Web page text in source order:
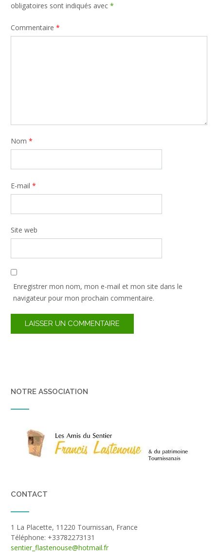
obligatoires sont indiqués avec *
Commentaire *
Nom *
E-mail *
Site web
Enregistrer mon nom, mon e-mail et mon site dans le
navigateur pour mon prochain commentaire.
NOTRE ASSOCIATION
CONTACT
1 La Placette, 11220 Tournissan, France
Téléphone: +33782273131
sentier_flastenouse@hotmail.fr